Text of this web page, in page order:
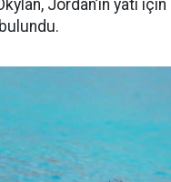
Jordan’ın yatı